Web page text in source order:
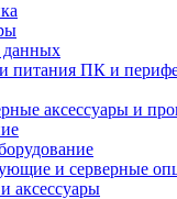
данных
питания ПК и
аксессуары и
и серверные
аксессуары